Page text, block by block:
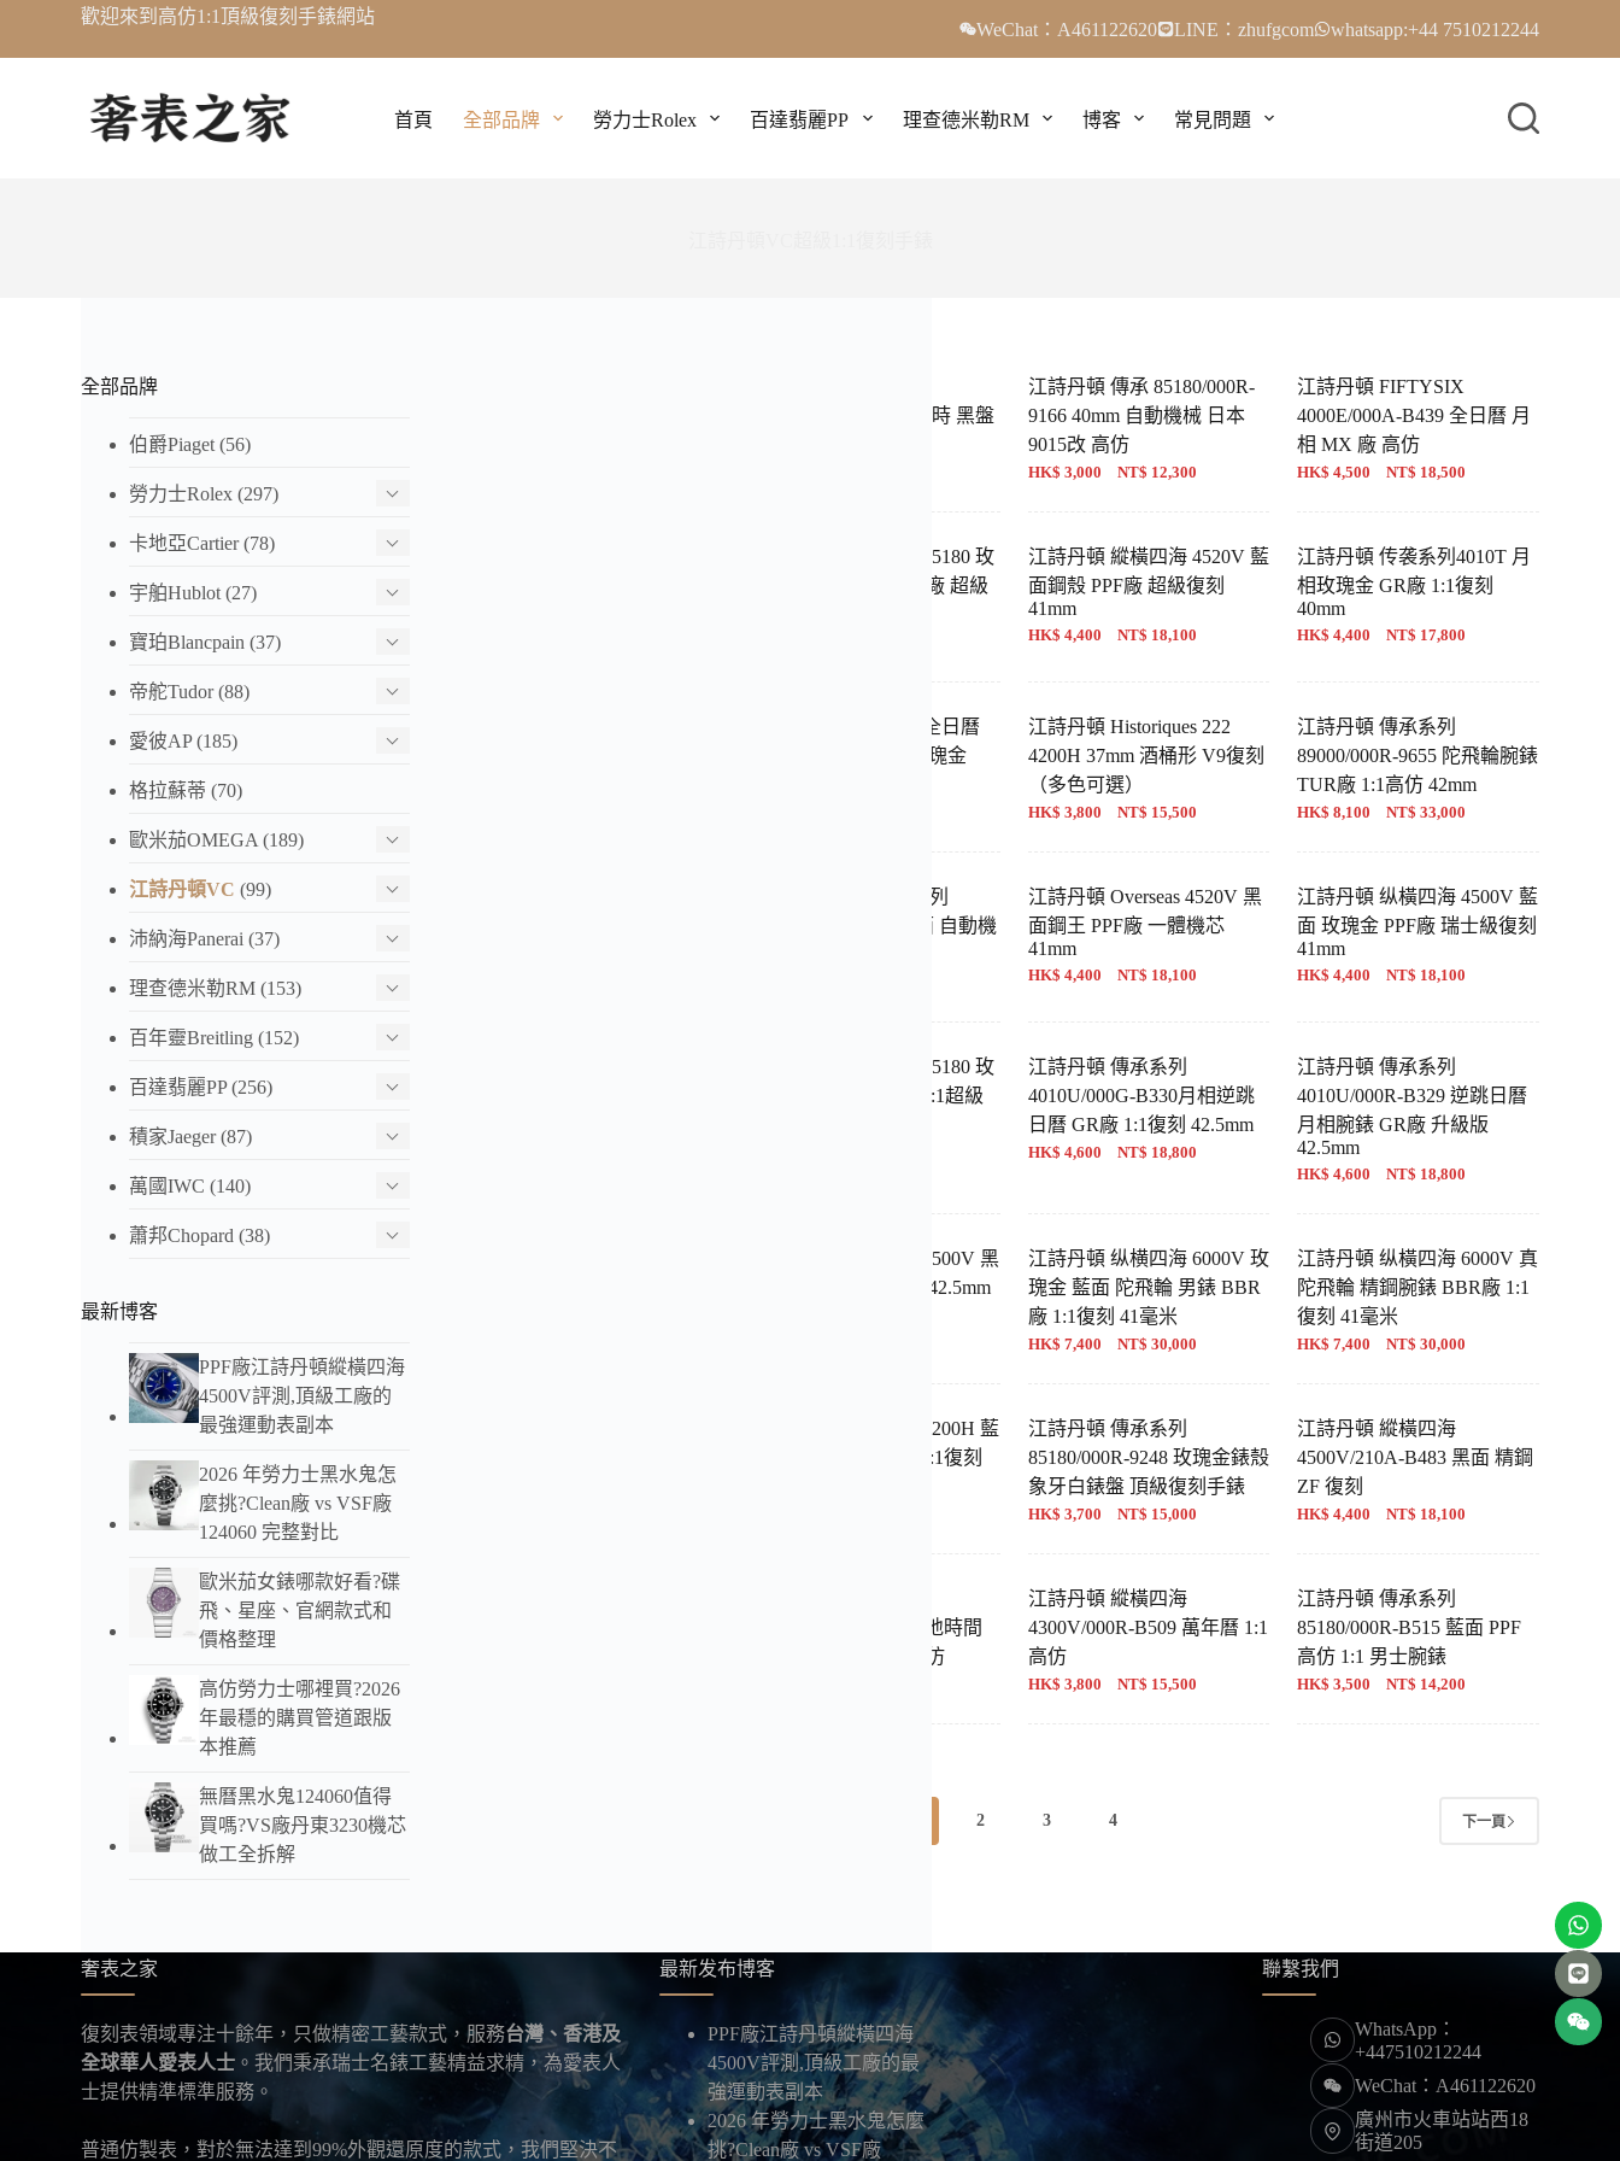
至
歡迎來到高仿1:1頂級復刻手錶網站
WeChat：A461122620 LINE：zhufgcom whatsapp:+44 7510212244
首頁 全部品牌 勞力士Rolex 百達翡麗PP 理查德米勒RM 博客 常見問題
5500V/210A-B481 計時 黑盤
江詩丹頓 傳承 85180/000R-
9166 40mm 自動機械 日本
9015改 高仿
HK$ 3,000 NT$ 12,300
江詩丹頓 FIFTYSIX
4000E/000A-B439 全日曆 月
相 MX 廠 高仿
HK$ 4,500 NT$ 18,500
江詩丹頓 傳承系列 85180 玫
瑰金 日期顯示 MKS廠 超級
江詩丹頓 縱橫四海 4520V 藍
面鋼殼 PPF廠 超級復刻
41mm
HK$ 4,400 NT$ 18,100
江詩丹頓 传袭系列4010T 月
相玫瑰金 GR廠 1:1復刻
40mm
HK$ 4,400 NT$ 17,800
江詩丹頓 伍陸之型 全日曆
4000E/000R-B438 玫瑰金
江詩丹頓 Historiques 222
4200H 37mm 酒桶形 V9復刻
（多色可選）
HK$ 3,800 NT$ 15,500
江詩丹頓 傳承系列
89000/000R-9655 陀飛輪腕錶
TUR廠 1:1高仿 42mm
HK$ 8,100 NT$ 33,000
MX江詩丹頓 傳襲系列
4010T 月相年曆 灰面 自動機
江詩丹頓 Overseas 4520V 黑
面鋼王 PPF廠 一體機芯
41mm
HK$ 4,400 NT$ 18,100
江詩丹頓 纵橫四海 4500V 藍
面 玫瑰金 PPF廠 瑞士級復刻
41mm
HK$ 4,400 NT$ 18,100
江詩丹頓 傳承系列 85180 玫
瑰金 銀白面 PPF廠 1:1超級
江詩丹頓 傳承系列
4010U/000G-B330月相逆跳
日曆 GR廠 1:1復刻 42.5mm
HK$ 4,600 NT$ 18,800
江詩丹頓 傳承系列
4010U/000R-B329 逆跳日曆
月相腕錶 GR廠 升級版
42.5mm
HK$ 4,600 NT$ 18,800
江詩丹頓 縱橫四海 5500V 黑
面計時 8F廠 升級版 42.5mm
江詩丹頓 纵横四海 6000V 玫
瑰金 藍面 陀飛輪 男錶 BBR
廠 1:1復刻 41毫米
HK$ 7,400 NT$ 30,000
江詩丹頓 纵橫四海 6000V 真
陀飛輪 精鋼腕錶 BBR廠 1:1
復刻 41毫米
HK$ 7,400 NT$ 30,000
江詩丹頓 歷史名作 4200H 藍
面 自動機械 MX廠 1:1復刻
江詩丹頓 傳承系列
85180/000R-9248 玫瑰金錶殼
象牙白錶盤 頂級復刻手錶
HK$ 3,700 NT$ 15,000
江詩丹頓 縱橫四海
4500V/210A-B483 黑面 精鋼
ZF 復刻
HK$ 4,400 NT$ 18,100
47450/000W-9511 兩地時間
動力顯示 TWA廠 高仿
江詩丹頓 縱橫四海
4300V/000R-B509 萬年曆 1:1
高仿
HK$ 3,800 NT$ 15,500
江詩丹頓 傳承系列
85180/000R-B515 藍面 PPF
高仿 1:1 男士腕錶
HK$ 3,500 NT$ 14,200
2 3 4 下一頁
全部品牌
伯爵Piaget (56)
勞力士Rolex (297)
卡地亞Cartier(78)
宇舶Hublot (27)
寶珀Blancpain (37)
帝舵Tudor(88)
愛彼AP(185)
格拉蘇蒂 (70)
歐米茄OMEGA (189)
江詩丹頓VC (99)
沛納海Panerai (37)
理查德米勒RM (153)
百年靈Breitling (152)
百達翡麗PP(256)
積家Jaeger(87)
萬國IWC (140)
蕭邦Chopard (38)
最新博客
PPF廠江詩丹頓縱橫四海
4500V評測,頂級工廠的
最強運動表副本
2026 年勞力士黑水鬼怎
麼挑?Clean廠 vs VSF廠
124060 完整對比
歐米茄女錶哪款好看?碟
飛、星座、官網款式和
價格整理
高仿勞力士哪裡買?2026
年最穩的購買管道跟版
本推薦
無曆黑水鬼124060值得
買嗎?VS廠丹東3230機芯
做工全拆解
奢表之家
復刻表領域專注十餘年，只做精密工藝款式，服務台灣、香港及
全球華人愛表人士 。我們秉承瑞士名錶工藝精益求精，為愛表人
士提供精準標準服務。
普通仿製表，對於無法達到99%外觀還原度的款式，我們堅決不
最新发布博客
PPF廠江詩丹頓縱橫四海
4500V評測,頂級工廠的最
強運動表副本
2026 年勞力士黑水鬼怎麼
挑?Clean廠 vs VSF廠
聯繫我們
WhatsApp：
+447510212244
WeChat：A461122620
廣州市火車站站西18
街道205